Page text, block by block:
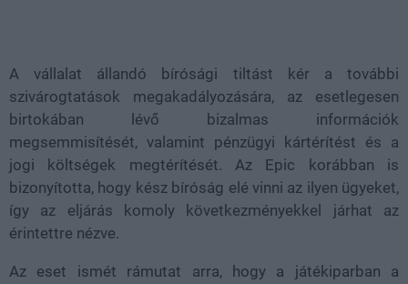
A vállalat állandó bírósági tiltást kér a további
szivárogtatások megakadályozására, az esetlegesen
birtokában lévő bizalmas információk
megsemmisítését, valamint pénzügyi kártérítést és a
jogi költségek megtérítését. Az Epic korábban is
bizonyította, hogy kész bíróság elé vinni az ilyen ügyeket,
így az eljárás komoly következményekkel járhat az
érintettre nézve.
Az eset ismét rámutat arra, hogy a játékiparban a